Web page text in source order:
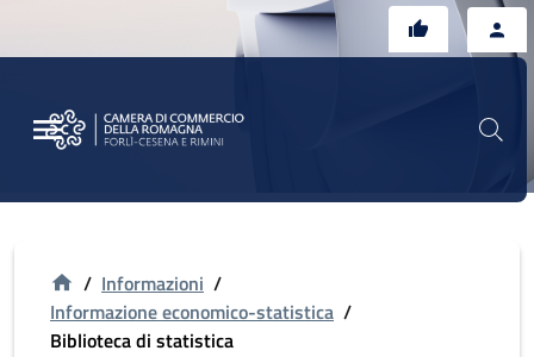
/ Informazioni /
Informazione economico-statistica /
Biblioteca di statistica